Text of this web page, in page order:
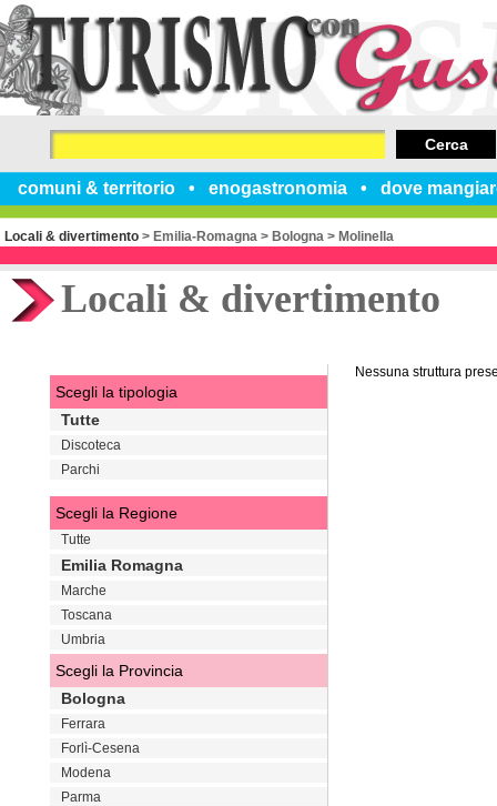
comuni & territorio enogastronomia dove
Cerca
Locali & divertimento > Emilia-Romagna > Bologna > Molinella
Locali & divertimento
Nessuna struttura
Scegli la tipologia
Tutte
Discoteca
Parchi
Scegli la Regione
Tutte
Emilia Romagna
Marche
Toscana
Umbria
Scegli la Provincia
Bologna
Ferrara
Forlì-Cesena
Modena
Parma